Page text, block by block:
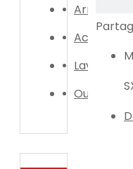
Arrosoir
Laveuse
Outil